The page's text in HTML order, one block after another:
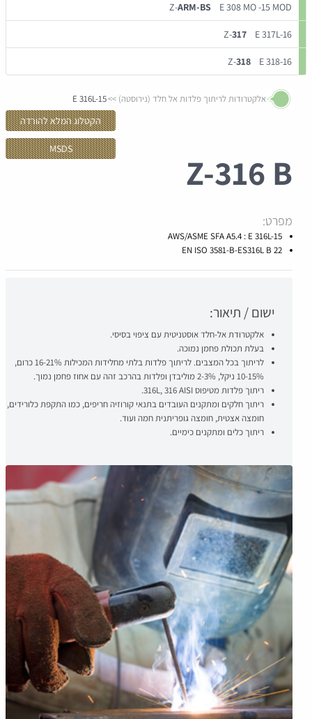
Z-ARM-BS E 308 MO -15 MOD
Z-317 E 317L-16
Z-318 E 318-16
אלקטרודות לריתוך פלדות אל חלד (נירוסטה) E 316L-15
הקטלוג המלא להורדה
MSDS
Z-316 B
מפרט:
AWS/ASME SFA A5.4 : E 316L-15
EN ISO 3581-B-ES316L B 22
ישום / תיאור:
אלקטרודת אל-חלד אוסטניטית עם ציפוי בסיסי.
בעלת תכולת פחמן נמוכה.
לריתוך בכל המצבים. לריתוך פלדות בלתי מחלידות המכילות 16-21% כרום,
10-15% ניקל, 2-3% מוליבדן ופלדות בהרכב זהה עם אחוז פחמן נמוך.
ריתוך פלדות מטיפוס 316L, 316 AISI.
ריתוך חלקים ומתקנים העובדים בתנאי קורוזיה חריפים, כמו התקפת כלורידים,
חומצה אצטית, חומצה גופריתנית חמה ועוד.
ריתוך כלים ומתקנים כימיים.